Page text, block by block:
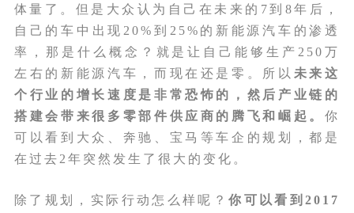
体量了。但是大众认为自己在未来的7到8年后，
自己的车中出现20%到25%的新能源汽车的渗透
率，那是什么概念？就是让自己能够生产250万
左右的新能源汽车，而现在还是零。所以 未来这
个行业的增长速度是非常恐怖的，然后产业链的
搭建会带来很多零部件供应商的腾飞和崛起。你
可以看到大众、奔驰、宝马等车企的规划，都是
在过去2年突然发生了很大的变化。
除了规划，实际行动怎么样呢？你可以看到2017